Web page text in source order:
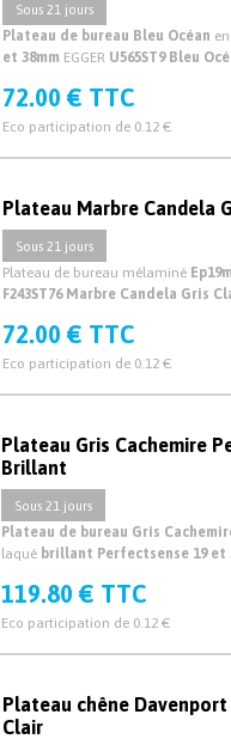
Sous 21 jours
Plateau de bureau Bleu Océan
et 38mm EGGER U565ST9 Bleu
bleu sur mesure. Vente en Ligne!
72.00 € TTC
Eco participation de 0.12 €
Sous 21 jours
Plateau Marbre Candela
Plateau de bureau mélaminé
F243ST76 Marbre Candela Gris
72.00 € TTC
Eco participation de 0.12 €
Sous 21 jours
Plateau Gris Cachemire
Brillant
Plateau de bureau Gris
laquébrillant Perfectsense 19 et
plateau de bureau
mélaminé Gris
mesure. Prix au M²
119.80 € TTC
Eco participation de 0.12 €
Plateau chêne
Clair